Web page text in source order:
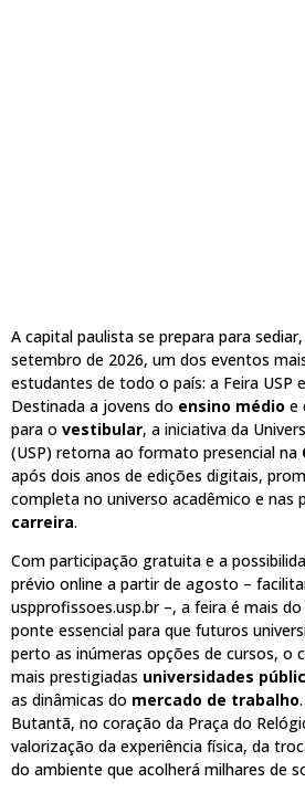
A capital paulista se prepara para
setembro de 2026, um dos eventos
estudantes de todo o país: a Feira USP
Destinada a jovens do ensino médio e
para o vestibular, a iniciativa da
(USP) retorna ao formato presencial na
após dois anos de edições digitais,
completa no universo acadêmico e nas
carreira.
Com participação gratuita e a
prévio online a partir de agosto –
uspprofissoes.usp.br –, a feira é mais
ponte essencial para que futuros
perto as inúmeras opções de cursos, o
mais prestigiadas universidades
as dinâmicas do mercado de trabalho
Butantã, no coração da Praça do
valorização da experiência física, da
do ambiente que acolherá milhares de